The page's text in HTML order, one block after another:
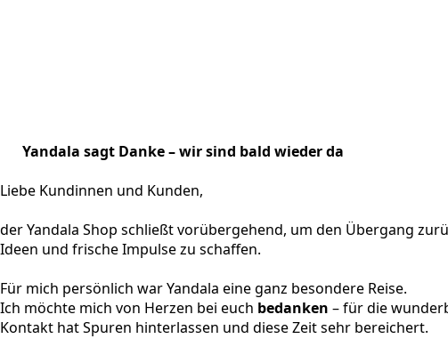
Yandala sagt Danke – wir sind bald wieder da
Liebe Kundinnen und Kunden,
der Yandala Shop schließt vorübergehend, um den Übergang
Ideen und frische Impulse zu schaffen.
Für mich persönlich war Yandala eine ganz besondere Reise.
Ich möchte mich von Herzen bei euch bedanken – für die
Kontakt hat Spuren hinterlassen und diese Zeit sehr bereichert.